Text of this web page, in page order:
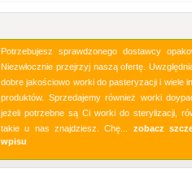
Potrzebujesz sprawdzonego dostawcy
Niezwłocznie przejrzyj naszą ofertę.
dobre jakościowo worki do pasteryzacji i wiele
produktów. Sprzedajemy również worki
jeżeli potrzebne są Ci worki do sterylizacji,
takie u nas znajdziesz. Chę... zobacz
wpisu